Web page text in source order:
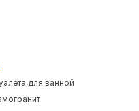
для ванной